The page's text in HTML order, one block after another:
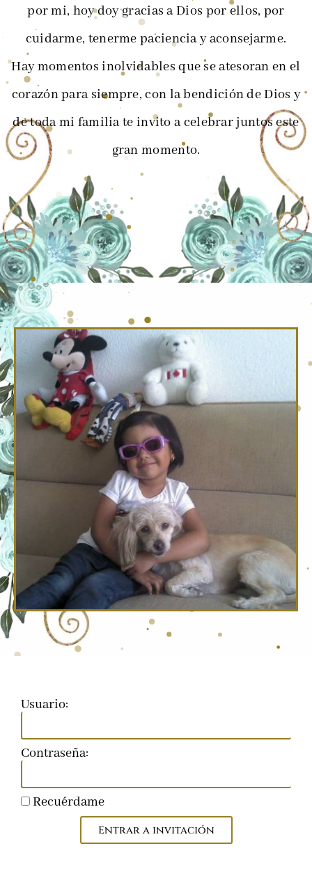
por mi, hoy doy gracias a Dios por ellos, por
cuidarme, tenerme paciencia y aconsejarme.
Hay momentos inolvidables que se atesoran en el
corazón para siempre, con la bendición de Dios y
de toda mi familia te invito a celebrar juntos este
gran momento.
Usuario:
Contraseña:
Recuérdame
Entrar a invitación